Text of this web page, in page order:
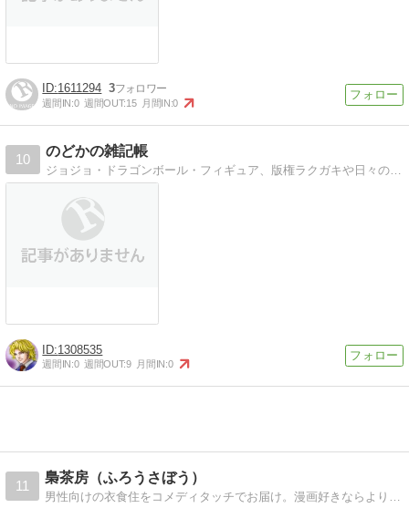
1611294 3
週間IN:0 週間OUT:15 月間IN:0
10
のどかの雑記帳
ジョジョ・ドラゴンボール・フィギュア、版権ラクガキや日々の戯れ言などを
1308535
週間IN:0 週間OUT:9 月間IN:0
11
梟茶房（ふろうさぼう）
男性向けの衣食住をコメディタッチでお届け。漫画好きならより楽しめる